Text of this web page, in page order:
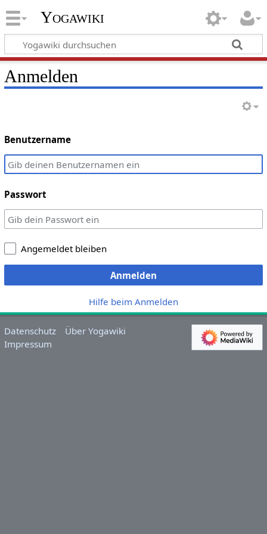
Yogawiki
Anmelden
Benutzername
Passwort
Angemeldet bleiben
Anmelden
Hilfe beim Anmelden
Datenschutz
Über Yogawiki
Impressum